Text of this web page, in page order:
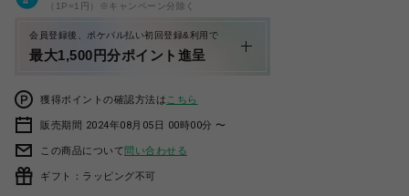
（1P=1円）※キャンペーン分除く
会員登録後、ポケパル払い初回登録&利用で
最大1,500円分ポイント進呈
獲得ポイントの確認方法は こちら
販売期間 2024年08月05日 00時00分 〜
この商品について問い合わせる
ギフト：ラッピング不可